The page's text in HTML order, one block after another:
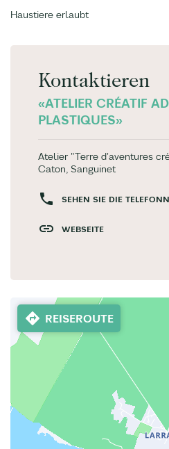
Haustiere erlaubt
Kontaktieren
«ATELIER CRÉATIF
PLASTIQUES»
Atelier "Terre d'aventures
Caton, Sanguinet
SEHEN SIE DIE
WEBSEITE
REISEROUTE